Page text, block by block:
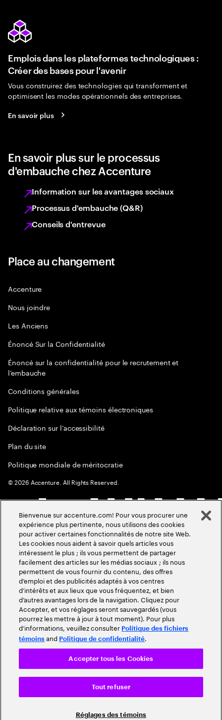
Emplois dans les plateformes technologiques :
Créer des bases pour l'avenir
Vous construirez des technologies qui transforment et
optimisent les modes opérationnels des entreprises.
En savoir plus
En savoir plus sur le processus
d'embauche chez Accenture
Information sur les avantages sociaux
Processus d'embauche (Q&R)
Conseils d'entrevue
Place au changement
Accenture
Nous joindre
Les Anciens
Énoncé Sur la Confidentialité
Énoncé sur la confidentialité pour le recrutement et
l’embauche
Conditions générales
Politique relative aux témoins électroniques
Déclaration sur l’accessibilité
Plan du site
Politique mondiale de méritocratie
©2026 Accenture. All Rights Reserved.
Bienvenue sur accenture.com! Pour vous procurer une
expérience plus pertinente, nous utilisons des cookies
pour activer certaines fonctionnalités de notre site Web.
Les cookies nous aident à savoir quels articles vous
intéressent le plus ; ils vous permettent de partager
facilement des articles sur les médias sociaux ; ils nous
permettent de vous fournir du contenu, des offres
d’emploi et des publicités adaptés à vos centres
d’intérêts et aux lieux que vous fréquentez, et bien
d’autres avantages lors de la navigation. Cliquez pour
Accepter, et vos réglages seront sauvegardés (vous
pourrez les mettre à jour à tout moment). Pour plus
d’informations, veuillez consulter Politique des fichiers
témoins and Politique de confidentialité.
Réglages des témoins
Tout refuser
Accepter tous les Cookies